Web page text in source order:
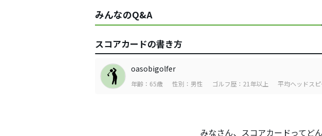
みんなのQ&A
スコアカードの書き方
oasobigolfer
年齢：65歳 性別：男性 ゴルフ歴：21年以上 平均ヘッドス
みなさん、スコアカードってど